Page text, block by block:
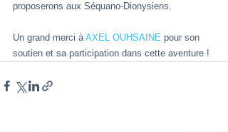
proposerons aux Séquano-Dionysiens.
Un grand merci à AXEL OUHSAINE pour son
soutien et sa participation dans cette aventure !